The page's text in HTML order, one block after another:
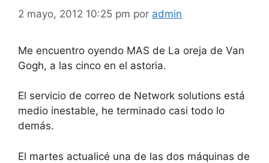
2 mayo, 2012 10:25 pm por admin
Me encuentro oyendo MAS de La oreja de Van
Gogh, a las cinco en el astoria.
El servicio de correo de Network solutions está
medio inestable, he terminado casi todo lo
demás.
El martes actualicé una de las dos máquinas de